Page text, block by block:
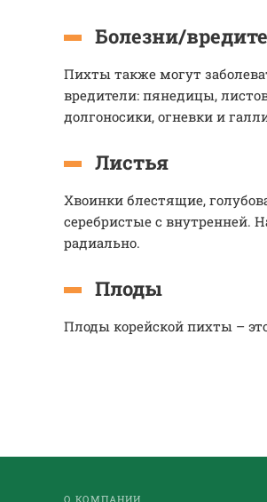
Болезни/
Пихты также могут
вредители: пянедицы,
долгоносики, огневки и
Листья
Хвоинки блестящие,
серебристые с внутренней.
радиально.
Плоды
Плоды корейской пихты –
О КОМПАНИИ